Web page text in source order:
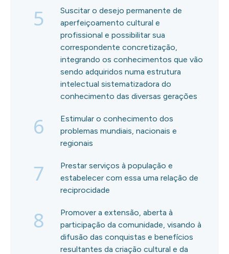
5
Suscitar o desejo permanente de
aperfeiçoamento cultural e
profissional e possibilitar sua
correspondente concretização,
integrando os conhecimentos que vão
sendo adquiridos numa estrutura
intelectual sistematizadora do
conhecimento das diversas gerações
6
Estimular o conhecimento dos
problemas mundiais, nacionais e
regionais
7
Prestar serviços à população e
estabelecer com essa uma relação de
reciprocidade
8
Promover a extensão, aberta à
participação da comunidade, visando à
difusão das conquistas e benefícios
resultantes da criação cultural e da